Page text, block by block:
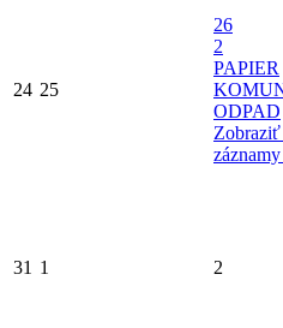
24 25
26
2
PAPIER
ODPAD
Zobraziť
31 1 2